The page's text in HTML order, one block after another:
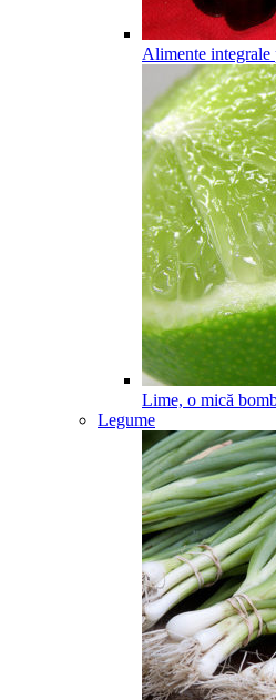
Alimente integrale
Lime, o mică
Legume